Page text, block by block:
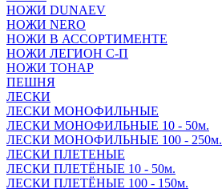
НОЖИ DUNAEV
НОЖИ NERO
НОЖИ В АССОРТИМЕНТЕ
НОЖИ ЛЕГИОН С-П
НОЖИ ТОНАР
ПЕШНЯ
ЛЕСКИ
ЛЕСКИ МОНОФИЛЬНЫЕ
ЛЕСКИ МОНОФИЛЬНЫЕ 10 - 50м.
ЛЕСКИ МОНОФИЛЬНЫЕ 100 - 250м.
ЛЕСКИ ПЛЕТЕНЫЕ
ЛЕСКИ ПЛЕТЁНЫЕ 10 - 50м.
ЛЕСКИ ПЛЕТЁНЫЕ 100 - 150м.